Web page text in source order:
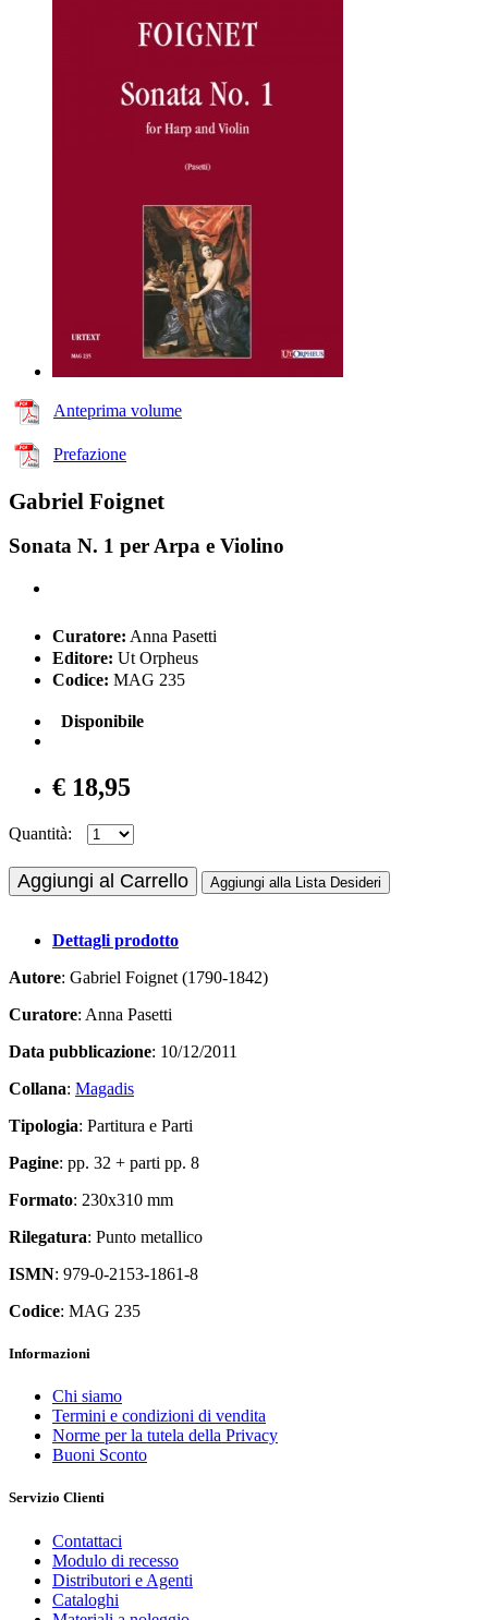
Anteprima volume
Prefazione
Gabriel Foignet
Sonata N. 1 per Arpa e Violino
Curatore: Anna Pasetti
Editore: Ut Orpheus
Codice: MAG 235
Disponibile
€ 18,95
Quantità:
Aggiungi al Carrello Aggiungi alla Lista Desideri
Dettagli prodotto
Autore: Gabriel Foignet (1790-1842)
Curatore: Anna Pasetti
Data pubblicazione: 10/12/2011
Collana: Magadis
Tipologia: Partitura e Parti
Pagine: pp. 32 + parti pp. 8
Formato: 230x310 mm
Rilegatura: Punto metallico
ISMN: 979-0-2153-1861-8
Codice: MAG 235
Informazioni
Chi siamo
Termini e condizioni di vendita
Norme per la tutela della Privacy
Buoni Sconto
Servizio Clienti
Contattaci
Modulo di recesso
Distributori e Agenti
Cataloghi